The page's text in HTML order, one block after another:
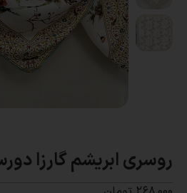
روسری ابریشم گارزا